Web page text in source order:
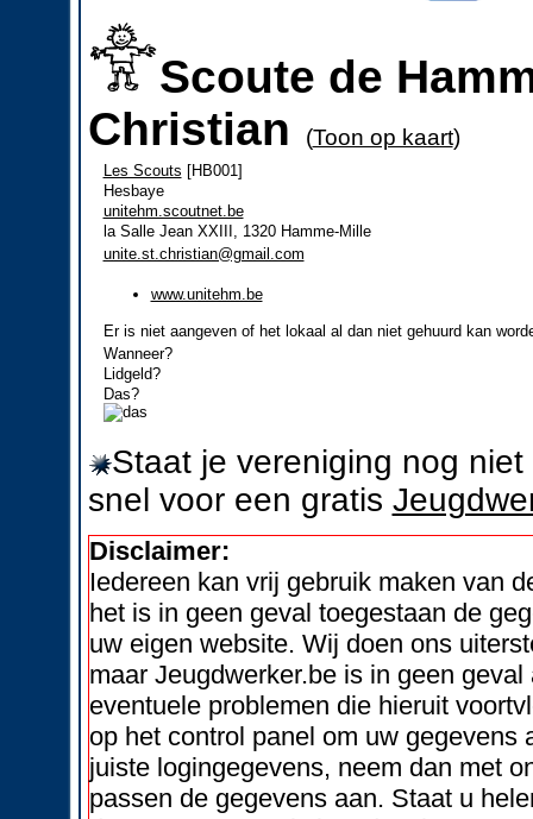
Scoute de
Christian
(Toon op kaart)
Les Scouts [HB001]
Hesbaye
unitehm.scoutnet.be
la Salle Jean XXIII, 1320 Hamme-Mille
unite.st.christian@gmail.com
www.unitehm.be
Er is niet aangeven of het lokaal al dan niet gehuurd kan
Wanneer?
Lidgeld?
Das?
Staat je vereniging nog
snel voor een gratis
Disclaimer:
Iedereen kan vrij gebruik maken van
het is in geen geval toegestaan de
uw eigen website. Wij doen ons
maar Jeugdwerker.be is in geen
eventuele problemen die hieruit
op het control panel om uw
juiste logingegevens, neem dan met
passen de gegevens aan. Staat u